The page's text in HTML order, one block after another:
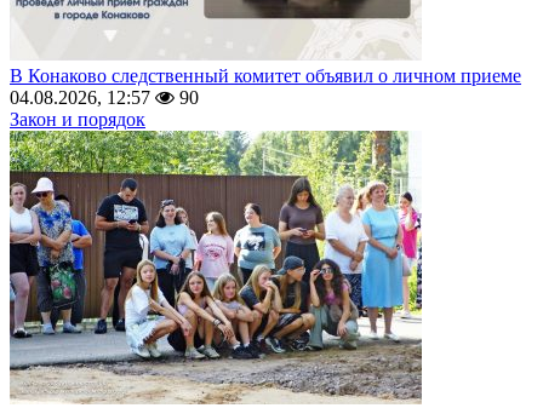
В Конаково следственный комитет объявил о личном приеме
04.08.2026, 12:57
90
Закон и порядок